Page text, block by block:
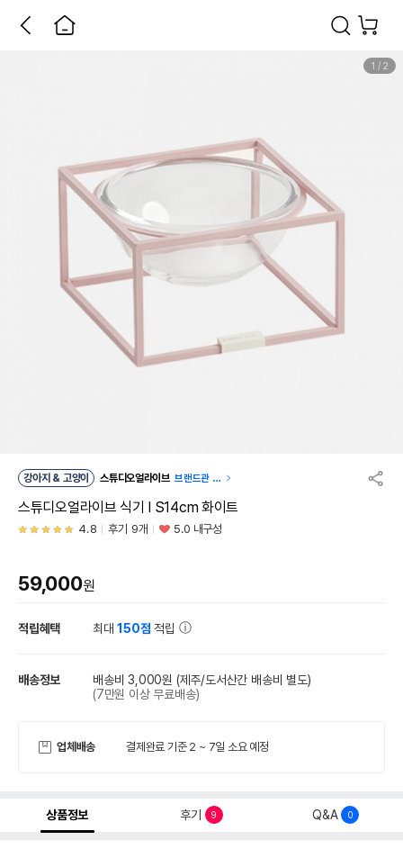
1 / 2
강아지 & 고양이 스튜디오얼라이브 브랜드관 이
스튜디오얼라이브 식기 I S14cm 화이트
4.8 후기 9개 5.0 내구성
59,000원
적립혜택 최대150점 적립
배송정보 배송비 3,000원 (제주/도서산간 배송비 별도)
(7만원 이상 무료배송)
업체배송 결제완료 기준 2 ~ 7일 소요 예정
상품정보 후기 9 Q&A 0